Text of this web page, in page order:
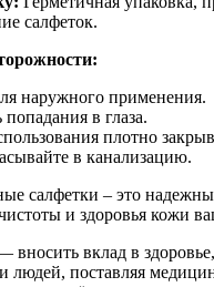
салфеток.
наружного применения.
попадания в глаза.
плотно
в канализацию.
салфетки – это
и здоровья кожи
вклад в
людей, поставляя